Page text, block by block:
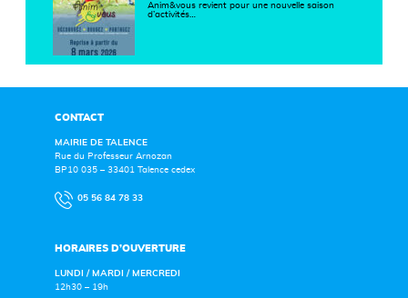
Anim&vous revient pour une nouvelle saison
d’activités…
CONTACT
MAIRIE DE TALENCE
Rue du Professeur Arnozan
BP10 035 – 33401 Talence cedex
05 56 84 78 33
HORAIRES D’OUVERTURE
LUNDI / MARDI / MERCREDI
12h30 – 19h